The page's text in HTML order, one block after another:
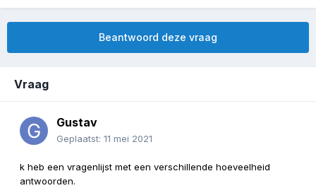
Beantwoord deze vraag
Vraag
Gustav
Geplaatst: 11 mei 2021
k heb een vragenlijst met een verschillende hoeveelheid
antwoorden.